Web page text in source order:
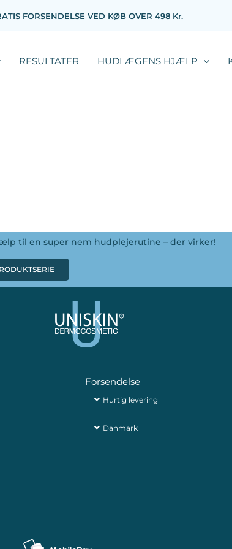
FORSENDELSE VED KØB OVER 498 Kr.
RESULTATER HUDLÆGENS HJÆLP
til en super nem hudplejerutine – der virker!
Forsendelse
Hurtig levering
Danmark